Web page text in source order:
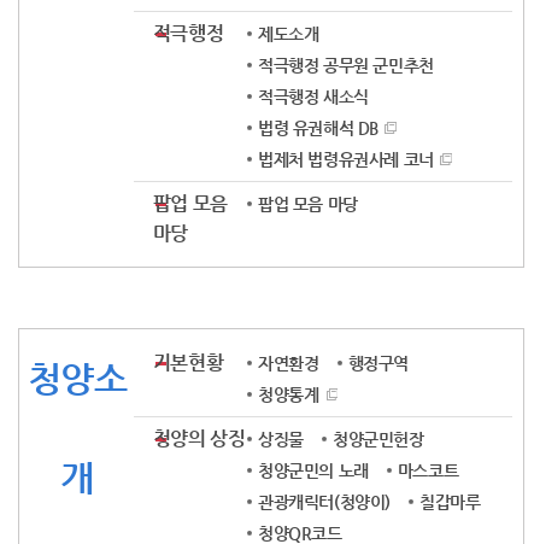
적극행정
제도소개
적극행정 공무원 군민추천
적극행정 새소식
법령 유권해석 DB
법제처 법령유권사례 코너
팝업 모음
마당
팝업 모음 마당
청양소
개
기본현황 자연환경
행정구역
청양통계
청양의 상징 상징물
청양군민헌장
청양군민의 노래
마스코트
관광캐릭터(청양이)
칠갑마루
청양QR코드